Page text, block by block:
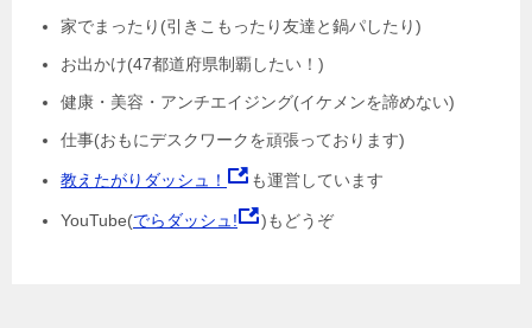
家でまったり(引きこもったり友達と鍋パしたり)
お出かけ(47都道府県制覇したい！)
健康・美容・アンチエイジング(イケメンを諦めない)
仕事(おもにデスクワークを頑張っております)
教えたがりダッシュ！ も運営しています
YouTube(でらダッシュ! )もどうぞ